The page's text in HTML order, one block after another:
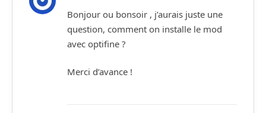
Bonjour ou bonsoir , j’aurais juste une
question, comment on installe le mod
avec optifine ?
Merci d’avance !